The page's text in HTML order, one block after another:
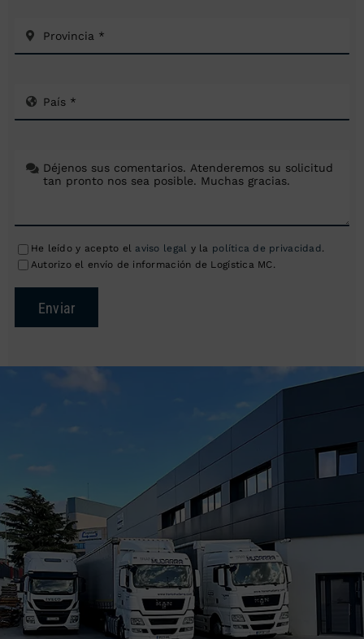
He leído y acepto el aviso legal y la política de privacidad .
Autorizo el envío de información de Logística MC.
Enviar